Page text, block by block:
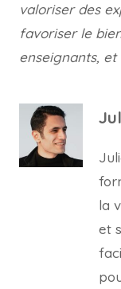
valoriser des
favoriser le
enseignants, et
la
et